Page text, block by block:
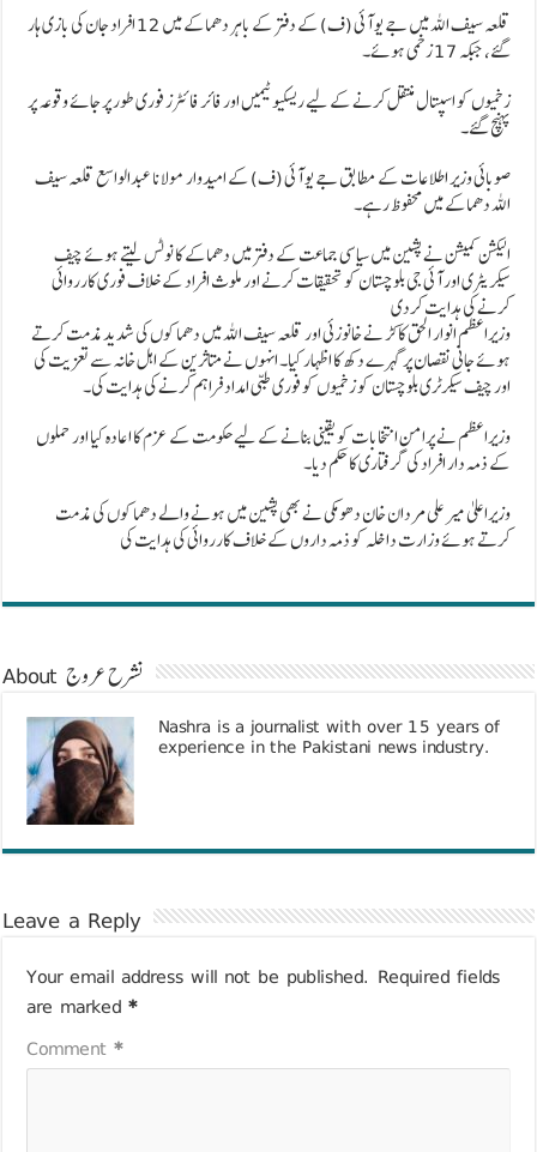
قلعہ سیف اللہ میں جے یو آئی (ف) کے دفتر کے باہر دھماکے میں 12 افراد جان کی بازی ہار
گئے، جبکہ 17 زخمی ہوئے۔
زخمیوں کو اسپتال منتقل کرنے کے لیے ریسکیو ٹیمیں اور فائر فائٹرز فوری طور پر جائے وقوعہ پر
پہنچ گئے۔
صوبائی وزیر اطلاعات کے مطابق جے یو آئی (ف) کے امیدوار مولانا عبدالواسع قلعہ سیف
اللہ دھماکے میں محفوظ رہے۔
الیکشن کمیشن نے پشین میں سیاسی جماعت کے دفتر میں دھماکے کا نوٹس لیتے ہوئے چیف
سیکریٹری اور آئی جی بلوچستان کو تحقیقات کرنے اور ملوث افراد کے خلاف فوری کارروائی
کرنے کی ہدایت کردی
وزیراعظم انوار الحق کاکڑ نے خانوزئی اور قلعہ سیف اللہ میں دھماکوں کی شدید مذمت کرتے
ہوئے جانی نقصان پر گہرے دکھ کا اظہار کیا۔ انہوں نے متاثرین کے اہل خانہ سے تعزیت کی
اور چیف سیکرٹری بلوچستان کو زخمیوں کو فوری طبی امداد فراہم کرنے کی ہدایت کی۔
وزیراعظم نے پرامن انتخابات کو یقینی بنانے کے لیے حکومت کے عزم کا اعادہ کیا اور حملوں
کے ذمہ دار افراد کی گرفتاری کا حکم دیا۔
وزیراعلیٰ میر علی مردان خان دھومکی نے بھی پشین میں ہونے والے دھماکوں کی مذمت
کرتے ہوئے وزارت داخلہ کو ذمہ داروں کے خلاف کارروائی کی ہدایت کی
About نشرح عروج
Nashra is a journalist with over 15 years of
experience in the Pakistani news industry.
Leave a Reply
Your email address will not be published. Required fields
are marked*
Comment*